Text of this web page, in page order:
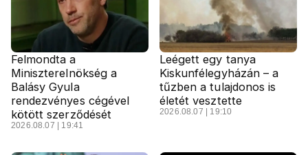
Felmondta a
Miniszterelnökség a
Balásy Gyula
rendezvényes cégével
kötött szerződését
2026.08.07 | 19:41
Leégett egy tanya
Kiskunfélegyházán – a
tűzben a tulajdonos is
életét vesztette
2026.08.07 | 19:10